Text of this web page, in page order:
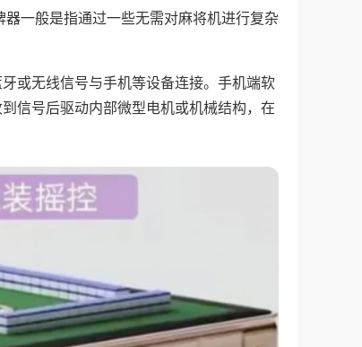
一般是指通过一些无需对麻将机进行复杂
或无线信号与手机等设备连接。手机端软
信号后驱动内部微型电机或机械结构，在